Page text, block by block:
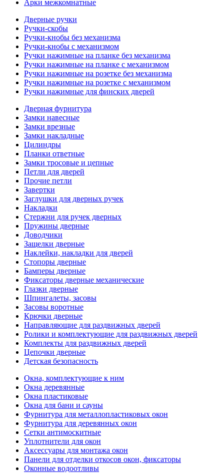
Арки межкомнатные
Дверные ручки
Ручки-скобы
Ручки-кнобы без механизма
Ручки-кнобы с механизмом
Ручки нажимные на планке без механизма
Ручки нажимные на планке с механизмом
Ручки нажимные на розетке без механизма
Ручки нажимные на розетке с механизмом
Ручки нажимные для финских дверей
Дверная фурнитура
Замки навесные
Замки врезные
Замки накладные
Цилиндры
Планки ответные
Замки тросовые и цепные
Петли для дверей
Прочие петли
Завертки
Заглушки для дверных ручек
Накладки
Стержни для ручек дверных
Пружины дверные
Доводчики
Защелки дверные
Наклейки, накладки для дверей
Стопоры дверные
Бамперы дверные
Фиксаторы дверные механические
Глазки дверные
Шпингалеты, засовы
Засовы воротные
Крючки дверные
Направляющие для раздвижных дверей
Ролики и комплектующие для раздвижных дверей
Комплекты для раздвижных дверей
Цепочки дверные
Детская безопасность
Окна, комплектующие к ним
Окна деревянные
Окна пластиковые
Окна для бани и сауны
Фурнитура для металлопластиковых окон
Фурнитура для деревянных окон
Сетки антимоскитные
Уплотнители для окон
Аксессуары для монтажа окон
Панели для отделки откосов окон, фиксаторы
Оконные водоотливы